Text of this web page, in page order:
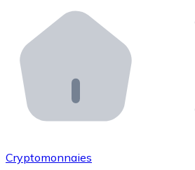
Distributeurs automatiques
Intégrez un ATM Bitnovo
API Bitnovo
Intégrez notre API dans votre
Rejoignez notre réseau de
Cryptomonnaies